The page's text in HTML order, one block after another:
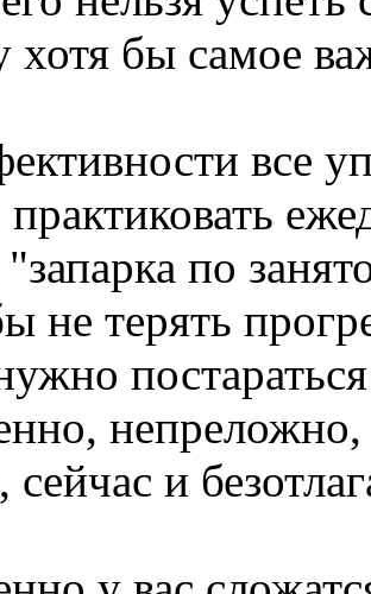
хотя бы самое
все
по
не терять
сейчас и